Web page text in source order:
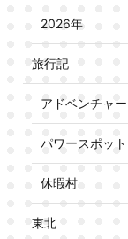
2026年
旅行記
アドベンチャー
パワースポット
休暇村
東北